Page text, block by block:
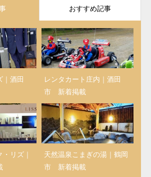
おすすめ記事
｜酒田
レンタカート庄内｜酒田
市 新着掲載
リズ｜
天然温泉こまぎの湯｜鶴岡
市 新着掲載